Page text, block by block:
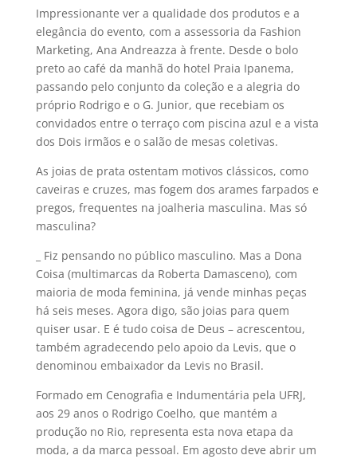
Impressionante ver a qualidade dos produtos e a
elegância do evento, com a assessoria da Fashion
Marketing, Ana Andreazza à frente. Desde o bolo
preto ao café da manhã do hotel Praia Ipanema,
passando pelo conjunto da coleção e a alegria do
próprio Rodrigo e o G. Junior, que recebiam os
convidados entre o terraço com piscina azul e a vista
dos Dois irmãos e o salão de mesas coletivas.
As joias de prata ostentam motivos clássicos, como
caveiras e cruzes, mas fogem dos arames farpados e
pregos, frequentes na joalheria masculina. Mas só
masculina?
_ Fiz pensando no público masculino. Mas a Dona
Coisa (multimarcas da Roberta Damasceno), com
maioria de moda feminina, já vende minhas peças
há seis meses. Agora digo, são joias para quem
quiser usar. E é tudo coisa de Deus – acrescentou,
também agradecendo pelo apoio da Levis, que o
denominou embaixador da Levis no Brasil.
Formado em Cenografia e Indumentária pela UFRJ,
aos 29 anos o Rodrigo Coelho, que mantém a
produção no Rio, representa esta nova etapa da
moda, a da marca pessoal. Em agosto deve abrir um